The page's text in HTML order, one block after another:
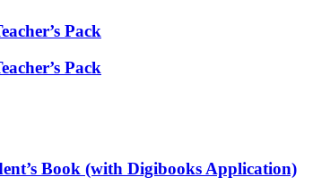
Pack
Pack
Book (with Digibooks Application)